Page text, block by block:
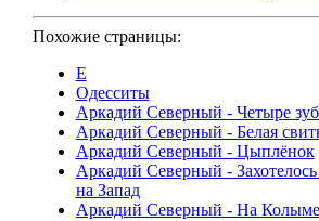
Похожие страницы:
Е
Одесситы
Аркадий Северный - Четыре
Аркадий Северный - Белая
Аркадий Северный - Цыплёнок
Аркадий Северный -
на Запад
Аркадий Северный - На Колыме